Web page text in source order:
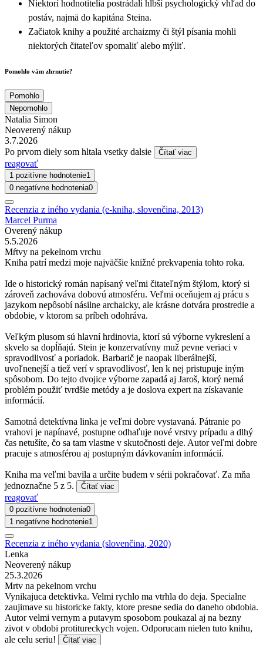
Niektorí hodnotitelia postrádali hlbší psychologický vhľad do
postáv, najmä do kapitána Steina.
Začiatok knihy a použité archaizmy či štýl písania mohli
niektorých čitateľov spomaliť alebo mýliť.
Pomohlo vám zhrnutie?
Pomohlo
Nepomohlo
Natalia Simon
Neoverený nákup
3.7.2026
Po prvom diely som hltala vsetky dalsie
Čítať viac
reagovať
1 pozitívne hodnotenie1
0 negatívne hodnotenia0
Recenzia z iného vydania (e-kniha, slovenčina, 2013)
Marcel Purma
Overený nákup
5.5.2026
Mŕtvy na pekelnom vrchu
Kniha patrí medzi moje najväčšie knižné prekvapenia tohto roka.
Ide o historický román napísaný veľmi čitateľným štýlom, ktorý si
zároveň zachováva dobovú atmosféru. Veľmi oceňujem aj prácu s
jazykom nepôsobí násilne archaicky, ale krásne dotvára prostredie a
obdobie, v ktorom sa príbeh odohráva.
Veľkým plusom sú hlavní hrdinovia, ktorí sú výborne vykreslení a
skvelo sa dopĺňajú. Stein je konzervatívny muž pevne veriaci v
spravodlivosť a poriadok. Barbarič je naopak liberálnejší,
uvoľnenejší a tiež verí v spravodlivosť, len k nej pristupuje iným
spôsobom. Do tejto dvojice výborne zapadá aj Jaroš, ktorý nemá
problém použiť tvrdšie metódy a je doslova expert na získavanie
informácií.
Samotná detektívna linka je veľmi dobre vystavaná. Pátranie po
vrahovi je napínavé, postupne odhaľuje nové vrstvy prípadu a dlhý
čas netušíte, čo sa tam vlastne v skutočnosti deje. Autor veľmi dobre
pracuje s atmosférou aj postupným dávkovaním informácií.
Kniha ma veľmi bavila a určite budem v sérii pokračovať. Za mňa
jednoznačne 5 z 5.
Čítať viac
reagovať
0 pozitívne hodnotenia0
1 negatívne hodnotenie1
Recenzia z iného vydania (slovenčina, 2020)
Lenka
Neoverený nákup
25.3.2026
Mrtv na pekelnom vrchu
Vynikajuca detektivka. Velmi rychlo ma vtrhla do deja. Specialne
zaujimave su historicke fakty, ktore presne sedia do daneho obdobia.
Autor velmi vernym a putavym sposobom poukazal aj na bezny
zivot v obdobi protitureckych vojen. Odporucam nielen tuto knihu,
ale celu seriu!
Čítať viac